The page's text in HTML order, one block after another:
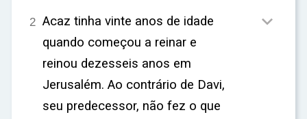
2 Acaz tinha vinte anos de idade
quando começou a reinar e
reinou dezesseis anos em
Jerusalém. Ao contrário de Davi,
seu predecessor, não fez o que
